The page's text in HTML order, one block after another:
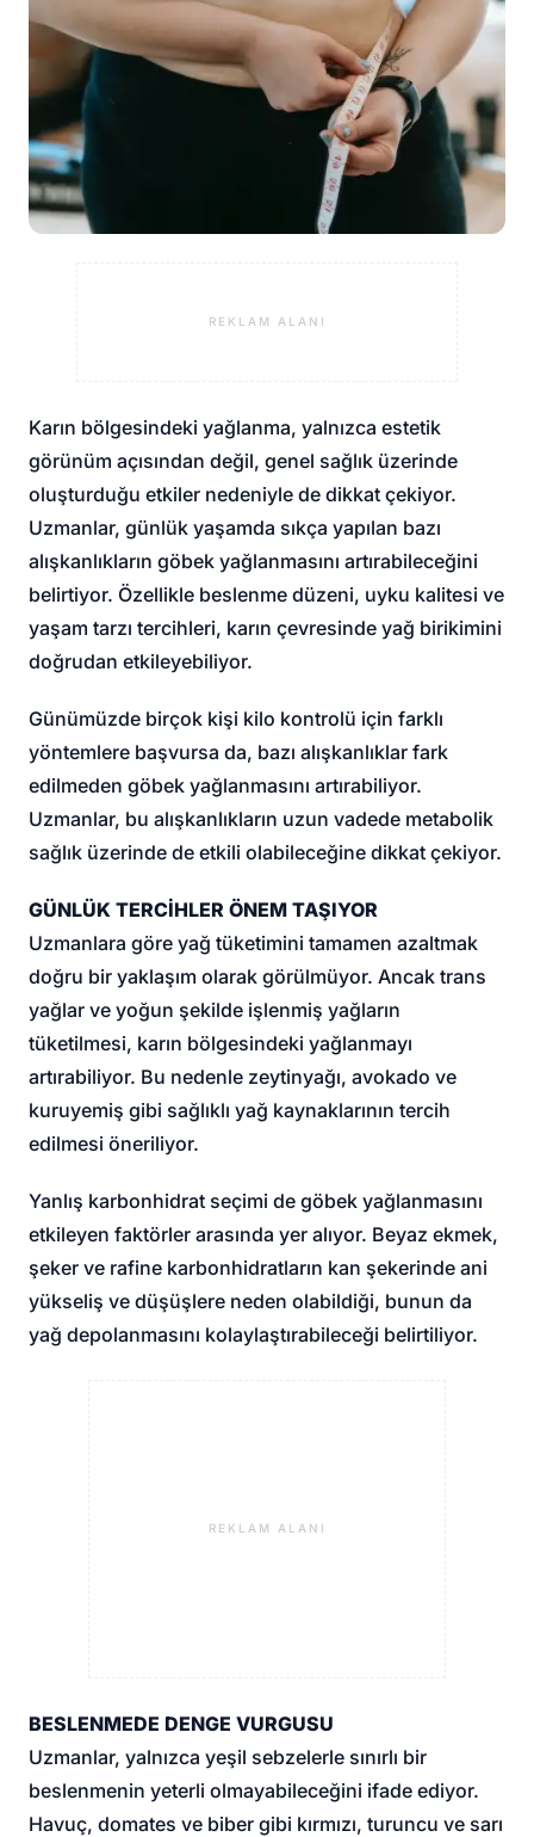
REKLAM ALANI
Karın bölgesindeki yağlanma, yalnızca estetik
görünüm açısından değil, genel sağlık üzerinde
oluşturduğu etkiler nedeniyle de dikkat çekiyor.
Uzmanlar, günlük yaşamda sıkça yapılan bazı
alışkanlıkların göbek yağlanmasını artırabileceğini
belirtiyor. Özellikle beslenme düzeni, uyku kalitesi ve
yaşam tarzı tercihleri, karın çevresinde yağ birikimini
doğrudan etkileyebiliyor.
Günümüzde birçok kişi kilo kontrolü için farklı
yöntemlere başvursa da, bazı alışkanlıklar fark
edilmeden göbek yağlanmasını artırabiliyor.
Uzmanlar, bu alışkanlıkların uzun vadede metabolik
sağlık üzerinde de etkili olabileceğine dikkat çekiyor.
GÜNLÜK TERCİHLER ÖNEM TAŞIYOR
Uzmanlara göre yağ tüketimini tamamen azaltmak
doğru bir yaklaşım olarak görülmüyor. Ancak trans
yağlar ve yoğun şekilde işlenmiş yağların
tüketilmesi, karın bölgesindeki yağlanmayı
artırabiliyor. Bu nedenle zeytinyağı, avokado ve
kuruyemiş gibi sağlıklı yağ kaynaklarının tercih
edilmesi öneriliyor.
Yanlış karbonhidrat seçimi de göbek yağlanmasını
etkileyen faktörler arasında yer alıyor. Beyaz ekmek,
şeker ve rafine karbonhidratların kan şekerinde ani
yükseliş ve düşüşlere neden olabildiği, bunun da
yağ depolanmasını kolaylaştırabileceği belirtiliyor.
REKLAM ALANI
BESLENMEDE DENGE VURGUSU
Uzmanlar, yalnızca yeşil sebzelerle sınırlı bir
beslenmenin yeterli olmayabileceğini ifade ediyor.
Havuç, domates ve biber gibi kırmızı, turuncu ve sarı